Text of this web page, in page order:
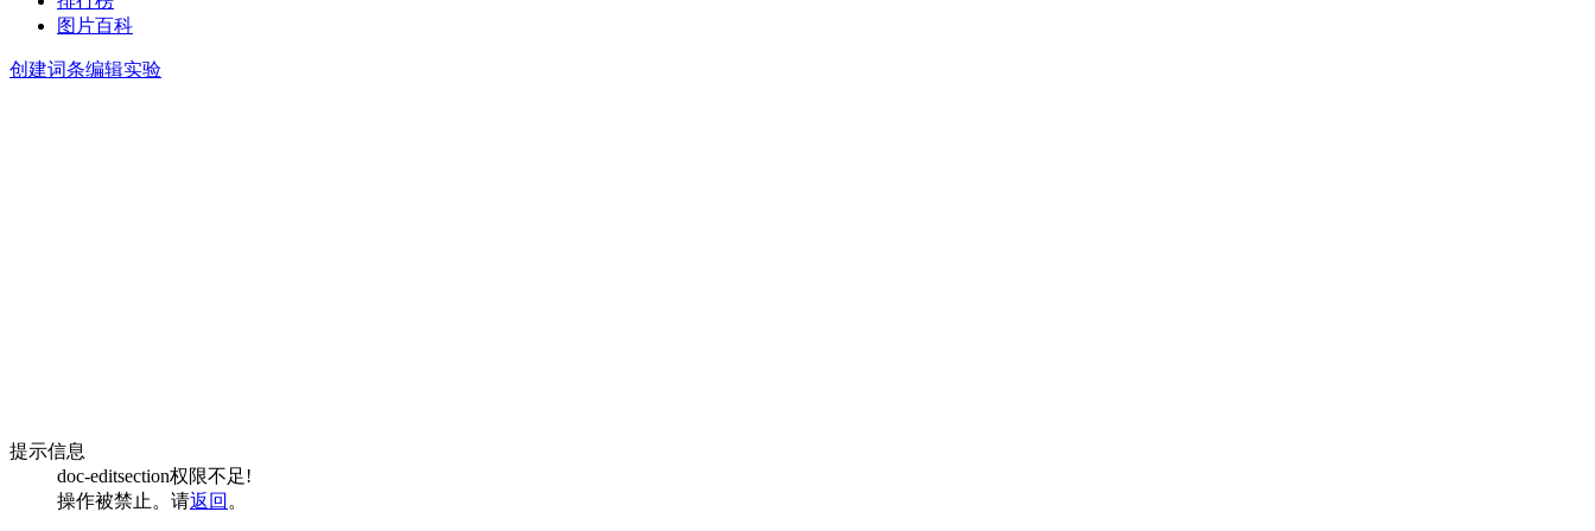
图片百科
创建词条编辑实验
提示信息
doc-editsection权限不足!
操作被禁止。请返回 。